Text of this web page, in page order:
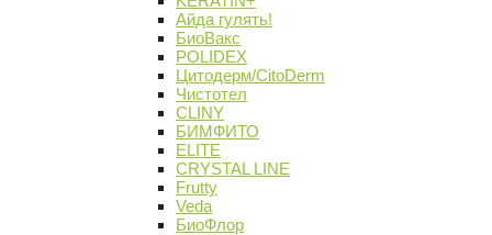
Айда гулять!
БиоВакс
POLIDEX
Цитодерм/CitoDerm
Чистотел
CLINY
БИМФИТО
ELITE
CRYSTAL LINE
Frutty
Veda
БиоФлор